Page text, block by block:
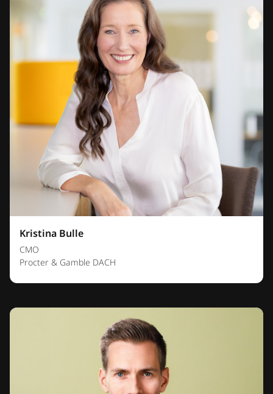
Kristina Bulle
CMO
Procter & Gamble DACH